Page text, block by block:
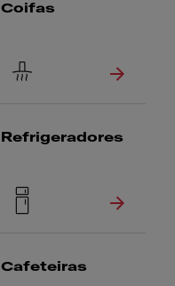
Coifas
Refrigeradores
Cafeteiras